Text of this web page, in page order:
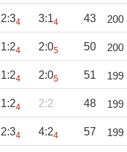
2:34 3:14 43 200
1:24 2:05 50 200
1:24 2:05 51 199
1:24 2:2 48 199
2:34 4:24 57 199